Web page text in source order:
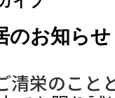
のお知らせ
栄のこと